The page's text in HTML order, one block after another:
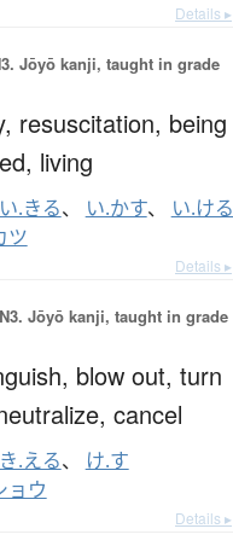
Details ▸
Jōyō kanji, taught in grade
resuscitation, being
living
い.きる、 い.かす、 い.ける
ツ
Details ▸
Jōyō kanji, taught in grade
blow out, turn
cancel
き.える、 け.す
ョウ
Details ▸